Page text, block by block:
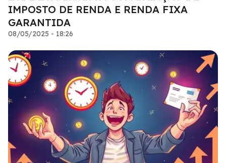
IMPOSTO DE RENDA E RENDA FIXA
GARANTIDA
08/05/2025 - 18:26